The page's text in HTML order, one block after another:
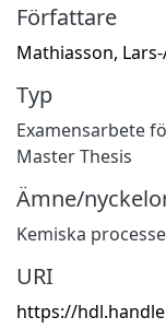
Författare
Mathiasson,
Typ
Examensarbete
Master Thesis
Ämne/
Kemiska
URI
https://